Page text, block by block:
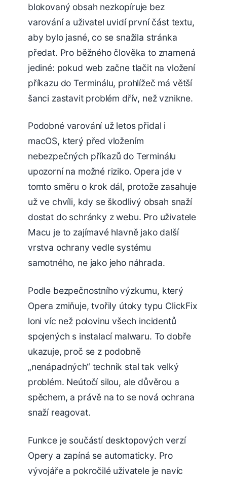
blokovaný obsah nezkopíruje bez
varování a uživatel uvidí první část textu,
aby bylo jasné, co se snažila stránka
předat. Pro běžného člověka to znamená
jediné: pokud web začne tlačit na vložení
příkazu do Terminálu, prohlížeč má větší
šanci zastavit problém dřív, než vznikne.
Podobné varování už letos přidal i
macOS, který před vložením
nebezpečných příkazů do Terminálu
upozorní na možné riziko. Opera jde v
tomto směru o krok dál, protože zasahuje
už ve chvíli, kdy se škodlivý obsah snaží
dostat do schránky z webu. Pro uživatele
Macu je to zajímavé hlavně jako další
vrstva ochrany vedle systému
samotného, ne jako jeho náhrada.
Podle bezpečnostního výzkumu, který
Opera zmiňuje, tvořily útoky typu ClickFix
loni víc než polovinu všech incidentů
spojených s instalací malwaru. To dobře
ukazuje, proč se z podobně
„nenápadných“ technik stal tak velký
problém. Neútočí silou, ale důvěrou a
spěchem, a právě na to se nová ochrana
snaží reagovat.
Funkce je součástí desktopových verzí
Opery a zapíná se automaticky. Pro
vývojáře a pokročilé uživatele je navíc